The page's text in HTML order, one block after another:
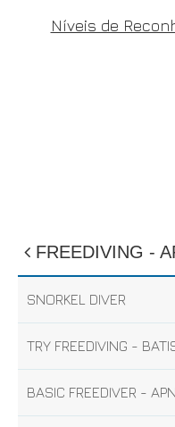
FREEDIVING -
SNORKEL DIVER
TRY FREEDIVING -
BASIC FREEDIVER -
Níveis de